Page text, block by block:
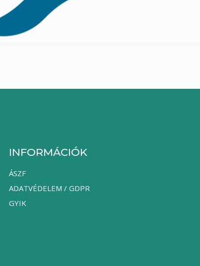
INFORMÁCIÓK
ÁSZF
ADATVÉDELEM / GDPR
GYIK